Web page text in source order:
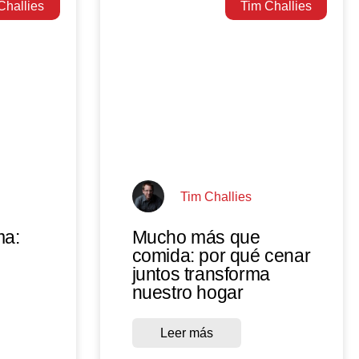
Tim Challies
Tim Challies
Mucho más que
comida: por qué cenar
juntos transforma
nuestro hogar
Leer más